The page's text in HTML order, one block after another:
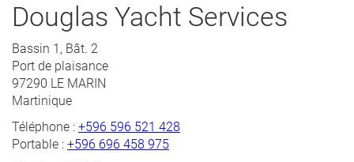
Douglas Yacht Services
Bassin 1, Bât. 2
Port de plaisance
97290 LE MARIN
Martinique
Téléphone : +596 596 521 428
Portable : +596 696 458 975